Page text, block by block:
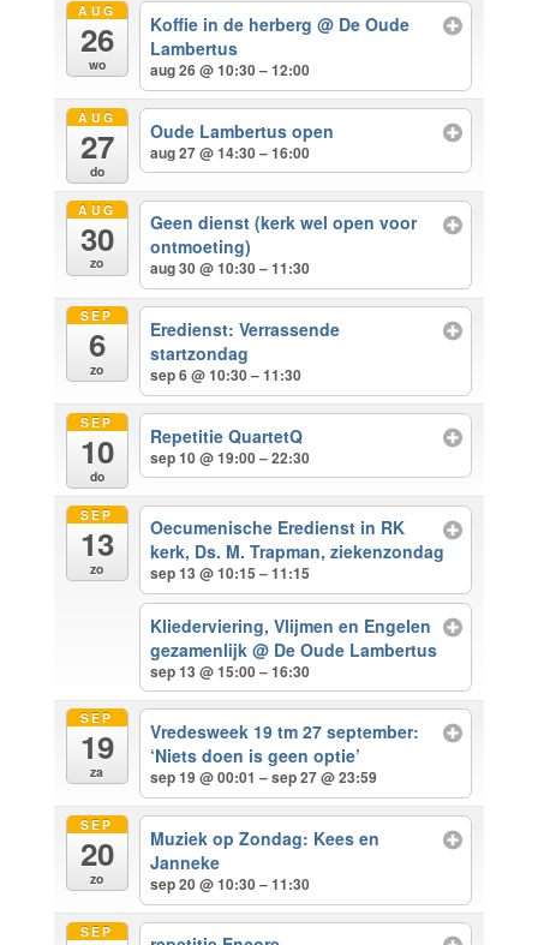
AUG
26
wo
Koffie in de herberg@ De Oude
Lambertus
aug 26 @ 10:30 – 12:00
AUG
27
do
Oude Lambertus open
aug 27 @ 14:30 – 16:00
AUG
30
zo
Geen dienst (kerk wel open voor
ontmoeting)
aug 30 @ 10:30 – 11:30
SEP
6
zo
Eredienst: Verrassende
startzondag
sep 6 @ 10:30 – 11:30
SEP
10
do
Repetitie QuartetQ
sep 10 @ 19:00 – 22:30
SEP
13
zo
Oecumenische Eredienst in RK
kerk, Ds. M. Trapman, ziekenzondag
sep 13 @ 10:15 – 11:15
Kliederviering, Vlijmen en Engelen
gezamenlijk@ De Oude Lambertus
sep 13 @ 15:00 – 16:30
SEP
19
za
Vredesweek 19 tm 27 september:
‘Niets doen is geen optie’
sep 19 @ 00:01 – sep 27 @ 23:59
SEP
20
zo
Muziek op Zondag: Kees en
Janneke
sep 20 @ 10:30 – 11:30
SEP